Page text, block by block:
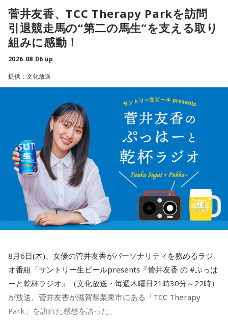
菅井友香、TCC Therapy Parkを訪問
引退競走馬の“第二の馬生”を支える取り
組みに感動！
2026.08.06 up
提供：文化放送
8月6日(木)、女優の菅井友香がパーソナリティを務めるラジ
オ番組「サントリー生ビールpresents『菅井友香 の #ぷっは
ーと乾杯ラジオ』（文化放送・毎週木曜日21時30分～22時）
が放送。菅井友香が滋賀県栗東市にある「TCC Therapy
Park」を訪れた感想を語った。